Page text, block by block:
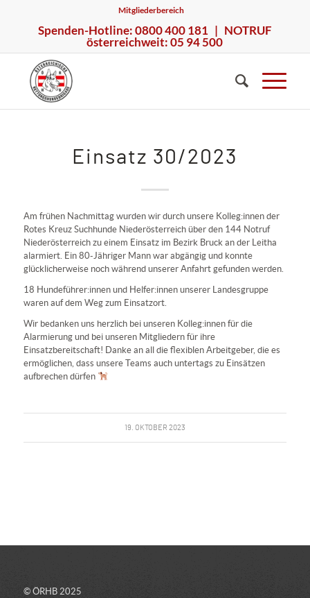
Mitgliederbereich
Spenden-Hotline: 0800 400 181 | NOTRUF
österreichweit: 05 94 500
Einsatz 30/2023
Am frühen Nachmittag wurden wir durch unsere Kolleg:innen der
Rotes Kreuz Suchhunde Niederösterreich über den 144 Notruf
Niederösterreich zu einem Einsatz im Bezirk Bruck an der Leitha
alarmiert. Ein 80-Jähriger Mann war abgängig und konnte
glücklicherweise noch während unserer Anfahrt gefunden werden.
18 Hundeführer:innen und Helfer:innen unserer Landesgruppe
waren auf dem Weg zum Einsatzort.
Wir bedanken uns herzlich bei unseren Kolleg:innen für die
Alarmierung und bei unseren Mitgliedern für ihre
Einsatzbereitschaft! Danke an all die flexiblen Arbeitgeber, die es
ermöglichen, dass unsere Teams auch untertags zu Einsätzen
aufbrechen dürfen
19. OKTOBER 2023
© ÖRHB 2025